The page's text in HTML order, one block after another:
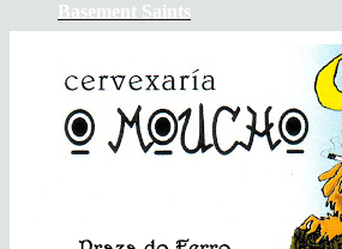
Basement Saints